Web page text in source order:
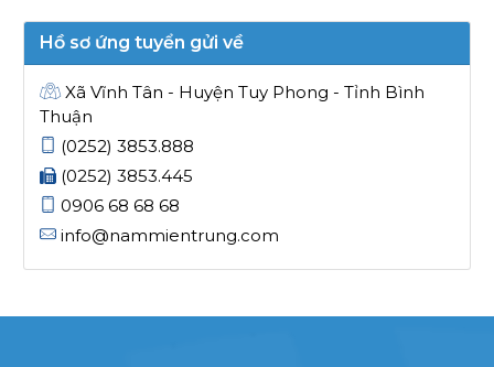
Hồ sơ ứng tuyển gửi về
Xã Vĩnh Tân - Huyện Tuy Phong - Tỉnh Bình
Thuận
(0252) 3853.888
(0252) 3853.445
0906 68 68 68
info@nammientrung.com